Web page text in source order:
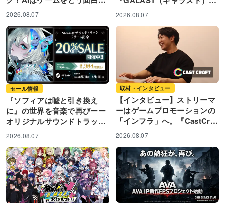
するのか？ 失敗か...
2026.08.07
8月7日(金)より事前登録開
始！
2026.08.07
セール情報
『ソフィアは嘘と引き換え
に』の世界を音楽で再びーー
オリジナルサウンドトラック
がSteamに登場! ゲーム本編
と...
2026.08.07
取材・インタビュー
【インタビュー】ストリーマ
ーはゲームプロモーションの
「インフラ」へ。『CastCraf
t』が創り出す熱狂的コミュ
2026.08.07